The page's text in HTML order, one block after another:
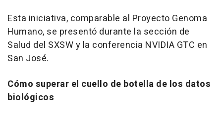
Esta iniciativa, comparable al Proyecto Genoma
Humano, se presentó durante la sección de
Salud del SXSW y la conferencia NVIDIA GTC en
San José.
Cómo superar el cuello de botella de los datos
biológicos